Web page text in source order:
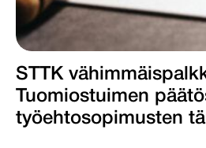
STTK
Tuomiostuimen
työehtosopimusten